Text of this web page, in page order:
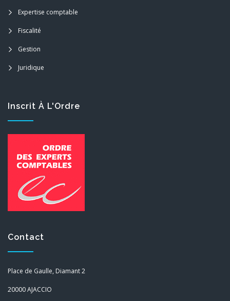
Expertise comptable
Fiscalité
Gestion
Juridique
Inscrit À L'Ordre
Contact
Place de Gaulle, Diamant 2
20000 AJACCIO